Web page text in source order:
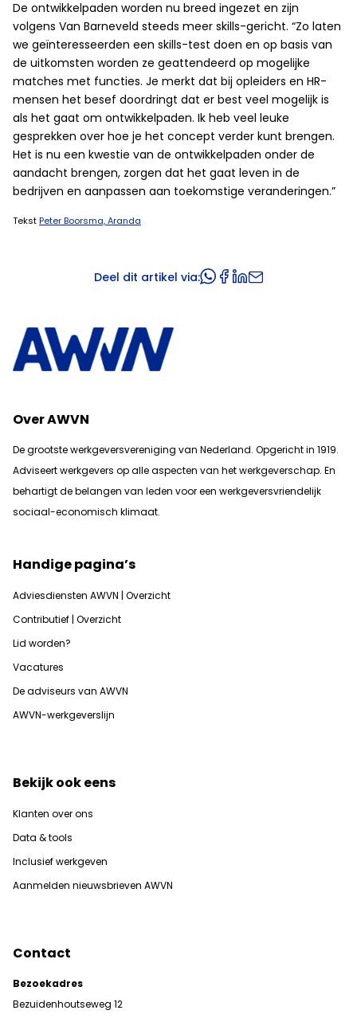
De ontwikkelpaden worden nu breed ingezet en zijn
volgens Van Barneveld steeds meer skills-gericht. “Zo laten
we geïnteresseerden een skills-test doen en op basis van
de uitkomsten worden ze geattendeerd op mogelijke
matches met functies. Je merkt dat bij opleiders en HR-
mensen het besef doordringt dat er best veel mogelijk is
als het gaat om ontwikkelpaden. Ik heb veel leuke
gesprekken over hoe je het concept verder kunt brengen.
Het is nu een kwestie van de ontwikkelpaden onder de
aandacht brengen, zorgen dat het gaat leven in de
bedrijven en aanpassen aan toekomstige veranderingen.”
TekstPeter Boorsma, Aranda
Deel dit artikel via:
Over AWVN
De grootste werkgeversvereniging van Nederland. Opgericht in 1919.
Adviseert werkgevers op alle aspecten van het werkgeverschap. En
behartigt de belangen van leden voor een werkgeversvriendelijk
sociaal-economisch klimaat.
Handige pagina’s
Adviesdiensten AWVN | Overzicht
Contributief | Overzicht
Lid worden?
Vacatures
De adviseurs van AWVN
AWVN-werkgeverslijn
Bekijk ook eens
Klanten over ons
Data & tools
Inclusief werkgeven
Aanmelden nieuwsbrieven AWVN
Contact
Bezoekadres
Bezuidenhoutseweg 12